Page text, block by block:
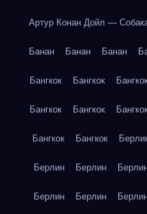
Артур Конан Дойл —
Банан Банан Банан
Бангкок Бангкок
Бангкок Бангкок
Бангкок Бангкок
Берлин Берлин
Берлин Берлин